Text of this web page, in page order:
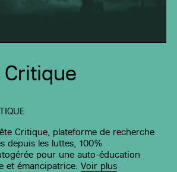
Critique, plateforme de recherche
depuis les luttes, 100%
pour une auto-éducation
et émancipatrice.Voir plus